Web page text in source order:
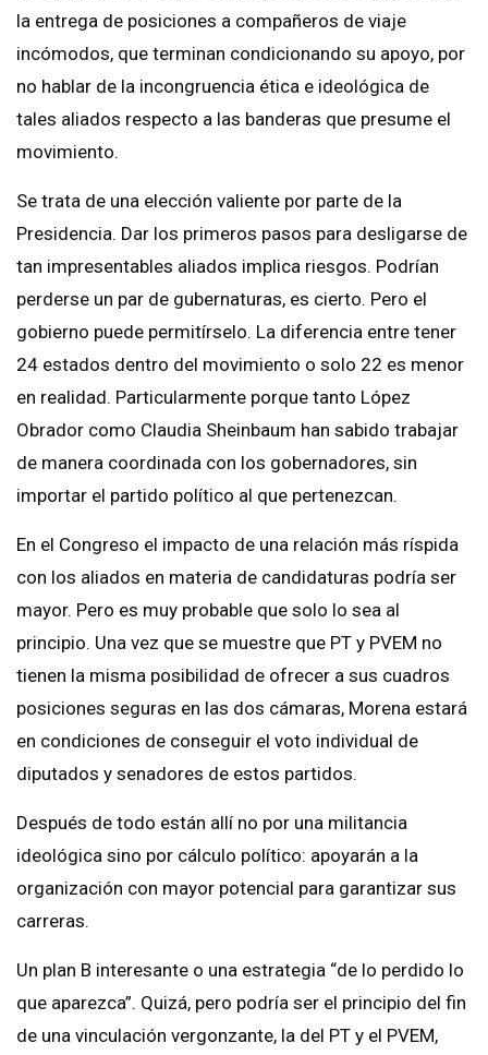
la entrega de posiciones a compañeros de viaje
incómodos, que terminan condicionando su apoyo, por
no hablar de la incongruencia ética e ideológica de
tales aliados respecto a las banderas que presume el
movimiento.
Se trata de una elección valiente por parte de la
Presidencia. Dar los primeros pasos para desligarse de
tan impresentables aliados implica riesgos. Podrían
perderse un par de gubernaturas, es cierto. Pero el
gobierno puede permitírselo. La diferencia entre tener
24 estados dentro del movimiento o solo 22 es menor
en realidad. Particularmente porque tanto López
Obrador como Claudia Sheinbaum han sabido trabajar
de manera coordinada con los gobernadores, sin
importar el partido político al que pertenezcan.
En el Congreso el impacto de una relación más ríspida
con los aliados en materia de candidaturas podría ser
mayor. Pero es muy probable que solo lo sea al
principio. Una vez que se muestre que PT y PVEM no
tienen la misma posibilidad de ofrecer a sus cuadros
posiciones seguras en las dos cámaras, Morena estará
en condiciones de conseguir el voto individual de
diputados y senadores de estos partidos.
Después de todo están allí no por una militancia
ideológica sino por cálculo político: apoyarán a la
organización con mayor potencial para garantizar sus
carreras.
Un plan B interesante o una estrategia “de lo perdido lo
que aparezca”. Quizá, pero podría ser el principio del fin
de una vinculación vergonzante, la del PT y el PVEM,